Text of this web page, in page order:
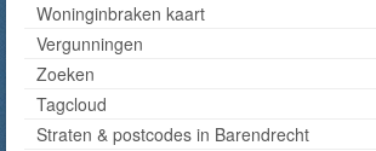
Woninginbraken kaart
Vergunningen
Zoeken
Tagcloud
Straten & postcodes in Barendrecht